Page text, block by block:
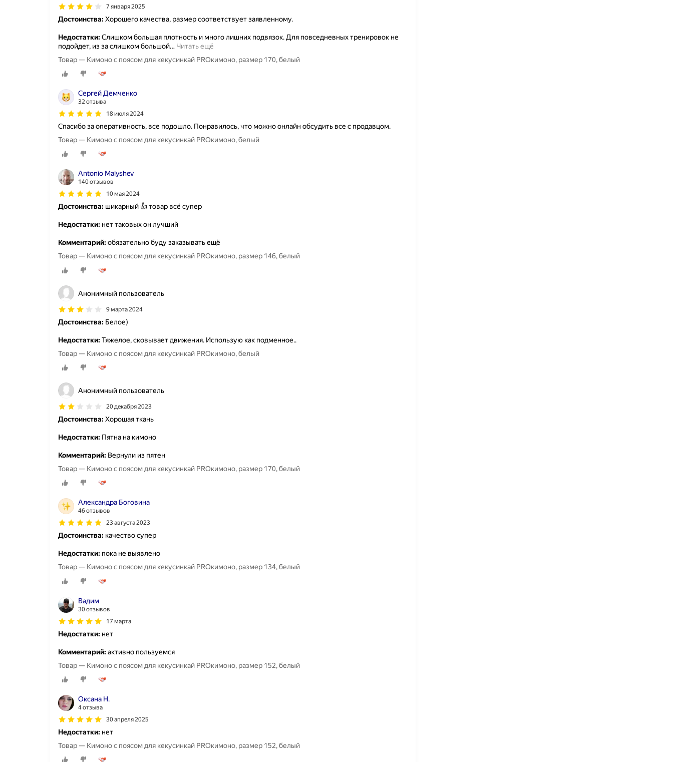
7 января 2025
Достоинства:Хорошего качества, размер соответствует заявленному.
Недостатки:Слишком большая плотность и много лишних подвязок. Для повседневных тренировок не
подойдет, из за слишком большой… Читать ещё
Товар — Кимоно с поясом для кекусинкай PROкимоно, размер 170, белый
Сергей Демченко
32 отзыва
18 июля 2024
Спасибо за оперативность, все подошло. Понравилось, что можно онлайн обсудить все с продавцом.
Товар — Кимоно с поясом для кекусинкай PROкимоно, белый
Antonio Malyshev
140 отзывов
10 мая 2024
Достоинства: шикарный 👍 товар всё супер
Недостатки: нет таковых он лучший
Комментарий:обязательно буду заказывать ещё
Товар — Кимоно с поясом для кекусинкай PROкимоно, размер 146, белый
Анонимный пользователь
9 марта 2024
Достоинства: Белое)
Недостатки:Тяжелое, сковывает движения. Использую как подменное..
Товар — Кимоно с поясом для кекусинкай PROкимоно, белый
Анонимный пользователь
20 декабря 2023
Достоинства:Хорошая ткань
Недостатки: Пятна на кимоно
Комментарий: Вернули из пятен
Товар — Кимоно с поясом для кекусинкай PROкимоно, размер 170, белый
Александра Боговина
46 отзывов
23 августа 2023
Достоинства: качество супер
Недостатки: пока не выявлено
Товар — Кимоно с поясом для кекусинкай PROкимоно, размер 134, белый
Вадим
30 отзывов
17 марта
Недостатки: нет
Комментарий:активно пользуемся
Товар — Кимоно с поясом для кекусинкай PROкимоно, размер 152, белый
Оксана Н.
4 отзыва
30 апреля 2025
Недостатки: нет
Товар — Кимоно с поясом для кекусинкай PROкимоно, размер 152, белый